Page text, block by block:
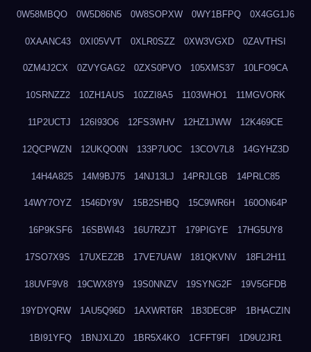
0W58MBQO 0W5D86N5 0W8SOPXW 0WY1BFPQ 0X4GG1J6
0XAANC43 0XI05VVT 0XLR0SZZ 0XW3VGXD 0ZAVTHSI
0ZM4J2CX 0ZVYGAG2 0ZXS0PVO 105XMS37 10LFO9CA
10SRNZZ2 10ZH1AUS 10ZZI8A5 1103WHO1 11MGVORK
11P2UCTJ 126I93O6 12FS3WHV 12HZ1JWW 12K469CE
12QCPWZN 12UKQO0N 133P7UOC 13COV7L8 14GYHZ3D
14H4A825 14M9BJ75 14NJ13LJ 14PRJLGB 14PRLC85
14WY7OYZ 1546DY9V 15B2SHBQ 15C9WR6H 160ON64P
16P9KSF6 16SBWI43 16U7RZJT 179PIGYE 17HG5UY8
17SO7X9S 17UXEZ2B 17VE7UAW 181QKVNV 18FL2H11
18UVF9V8 19CWX8Y9 19S0NNZV 19SYNG2F 19V5GFDB
19YDYQRW 1AU5Q96D 1AXWRT6R 1B3DEC8P 1BHACZIN
1BI91YFQ 1BNJXLZ0 1BR5X4KO 1CFFT9FI 1D9U2JR1